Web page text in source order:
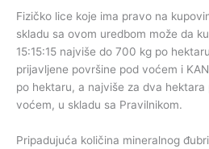
Fizičko lice koje ima pravo na
skladu sa ovom uredbom može da
15:15:15 najviše do 700 kg po
prijavljene površine pod voćem i
po hektaru, a najviše za dva
voćem, u skladu sa Pravilnikom.
Pripadujuća količina mineralnog